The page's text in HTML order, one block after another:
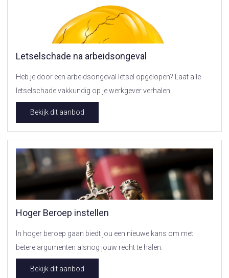
Letselschade na arbeidsongeval
Heb je door een arbeidsongeval letsel opgelopen? Laat alle
letselschade vakkundig op je werkgever verhalen.
Bekijk dit aanbod
Hoger Beroep instellen
In hoger beroep gaan biedt jou een nieuwe kans om met
betere argumenten alsnog jouw recht te halen.
Bekijk dit aanbod